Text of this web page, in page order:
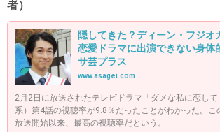
者）
隠してきた？ディーン・フジオ
恋愛ドラマに出演できない身体
サ芸プラス
www.asagei.com
2月2日に放送されたテレビドラマ「ダメな私に恋し
系）第4話の視聴率が9.8％だったことがわかった。こ
放送開始以来、最高の視聴率だという。